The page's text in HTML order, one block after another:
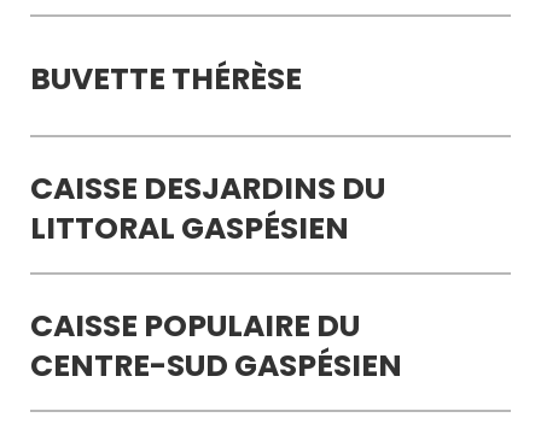
BUVETTE THÉRÈSE
CAISSE DESJARDINS DU
LITTORAL GASPÉSIEN
CAISSE POPULAIRE DU
CENTRE-SUD GASPÉSIEN